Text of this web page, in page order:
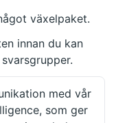
växelpaket.
innan du kan
med vår
som ger